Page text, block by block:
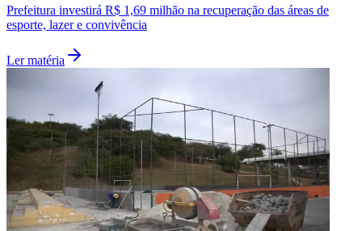
Botafogo
Prefeitura investirá R$ 1,69 milhão na recuperação das áreas de
esporte, lazer e convivência
Ler matéria